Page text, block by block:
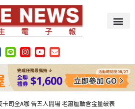
卡司全A咖 告五人開場 老蕭壓軸含金量破表